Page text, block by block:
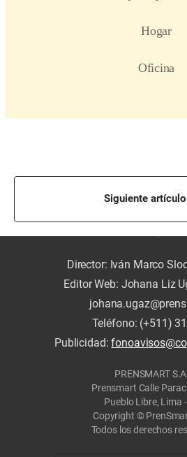
Siguiente artículo
Director: Iván Marco
Editor Web: Johana Liz
Teléfono: (+511)
Publicidad:
PRENSMART
Prensmart Calle
Pueblo Libre, Lima
Copyright ©
Todos los derechos